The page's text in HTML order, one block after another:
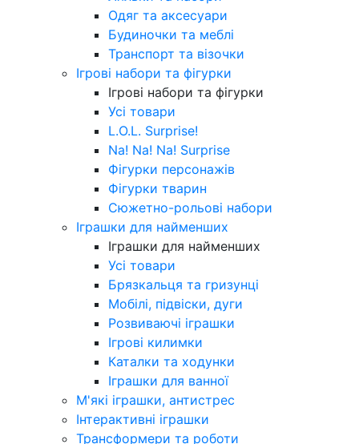
Одяг та аксесуари
Будиночки та меблі
Транспорт та візочки
Ігрові набори та фігурки
Ігрові набори та фігурки
Усі товари
L.O.L. Surprise!
Na! Na! Na! Surprise
Фігурки персонажів
Фігурки тварин
Сюжетно-рольові набори
Іграшки для найменших
Іграшки для найменших
Усі товари
Брязкальця та гризунці
Мобілі, підвіски, дуги
Розвиваючі іграшки
Ігрові килимки
Каталки та ходунки
Іграшки для ванної
М'які іграшки, антистрес
Інтерактивні іграшки
Трансформери та роботи